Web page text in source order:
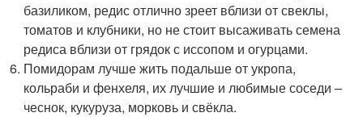
базиликом, редис отлично зреет вблизи от свеклы,
томатов и клубники, но не стоит высаживать семена
редиса вблизи от грядок с иссопом и огурцами.
Помидорам лучше жить подальше от укропа,
кольраби и фенхеля, их лучшие и любимые соседи –
чеснок, кукуруза, морковь и свёкла.